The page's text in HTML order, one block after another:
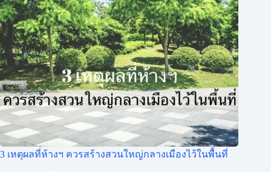
3 เหตุผลที่ห้างฯ ควรสร้างสวนใหญ่กลางเมืองไว้ในพื้นที่